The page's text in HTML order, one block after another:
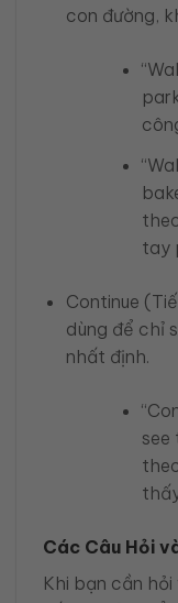
con đường,
tay
Continue
dùng để chỉ
nhất định.
see
Các Câu Hỏi
Khi bạn cần